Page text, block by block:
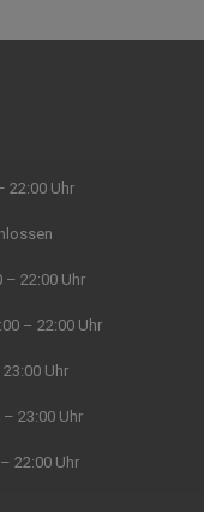
und waren
Aufjedenfall zu
RUDI
22:00 Uhr
– 22:00 Uhr
– 22:00 Uhr
Uhr
23:00 Uhr
22:00 Uhr